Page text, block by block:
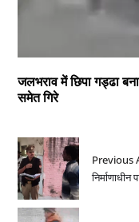
जलभराव में छिपा गड्ढा
समेत गिरे
Previous